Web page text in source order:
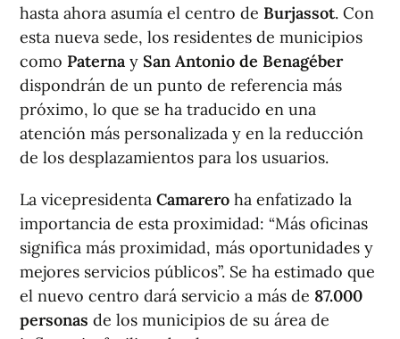
hasta ahora asumía el centro de Burjassot. Con
esta nueva sede, los residentes de municipios
como Paterna y San Antonio de Benagéber
dispondrán de un punto de referencia más
próximo, lo que se ha traducido en una
atención más personalizada y en la reducción
de los desplazamientos para los usuarios.
La vicepresidenta Camarero ha enfatizado la
importancia de esta proximidad: “Más oficinas
significa más proximidad, más oportunidades y
mejores servicios públicos”. Se ha estimado que
el nuevo centro dará servicio a más de 87.000
personas de los municipios de su área de